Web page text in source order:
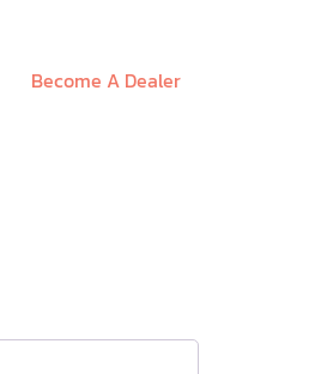
Become A Dealer